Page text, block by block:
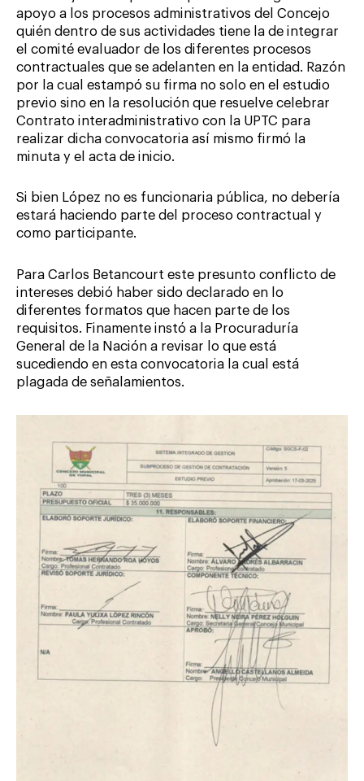
apoyo a los procesos administrativos del Concejo
quién dentro de sus actividades tiene la de integrar
el comité evaluador de los diferentes procesos
contractuales que se adelanten en la entidad. Razón
por la cual estampó su firma no solo en el estudio
previo sino en la resolución que resuelve celebrar
Contrato interadministrativo con la UPTC para
realizar dicha convocatoria así mismo firmó la
minuta y el acta de inicio.
Si bien López no es funcionaria pública, no debería
estará haciendo parte del proceso contractual y
como participante.
Para Carlos Betancourt este presunto conflicto de
intereses debió haber sido declarado en lo
diferentes formatos que hacen parte de los
requisitos. Finamente instó a la Procuraduría
General de la Nación a revisar lo que está
sucediendo en esta convocatoria la cual está
plagada de señalamientos.